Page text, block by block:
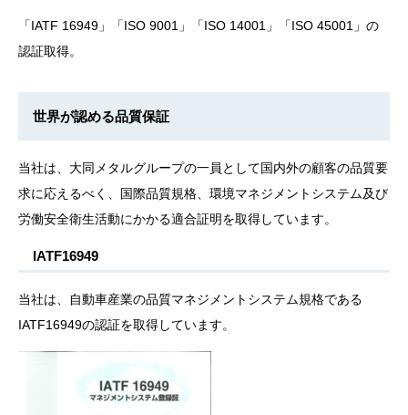
「IATF 16949」「ISO 9001」「ISO 14001」「ISO 45001」の
認証取得。
世界が認める品質保証
当社は、大同メタルグループの一員として国内外の顧客の品質要
求に応えるべく、国際品質規格、環境マネジメントシステム及び
労働安全衛生活動にかかる適合証明を取得しています。
IATF16949
当社は、自動車産業の品質マネジメントシステム規格である
IATF16949の認証を取得しています。